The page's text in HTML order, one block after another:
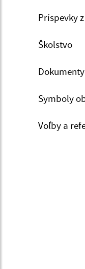
Príspevky
Školstvo
Dokumenty
Symboly
Voľby a